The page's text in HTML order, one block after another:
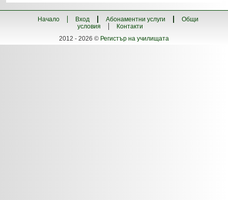
Начало Вход Абонаментни услуги
Общи
условия
Контакти
2012 - 2026 © Регистър на училищата